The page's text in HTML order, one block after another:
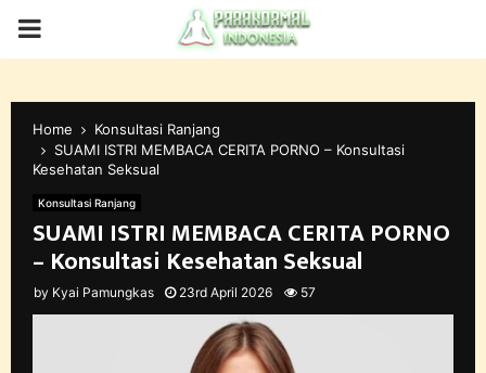
PRIMARY
Home
Konsultasi Ranjang
SUAMI ISTRI MEMBACA CERITA PORNO – Konsultasi
Kesehatan Seksual
Konsultasi Ranjang
SUAMI ISTRI MEMBACA CERITA PORNO
– Konsultasi Kesehatan Seksual
by Kyai Pamungkas 23rd April 2026 57